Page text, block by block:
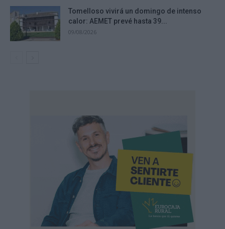
Tomelloso vivirá un domingo de intenso
calor: AEMET prevé hasta 39...
09/08/2026